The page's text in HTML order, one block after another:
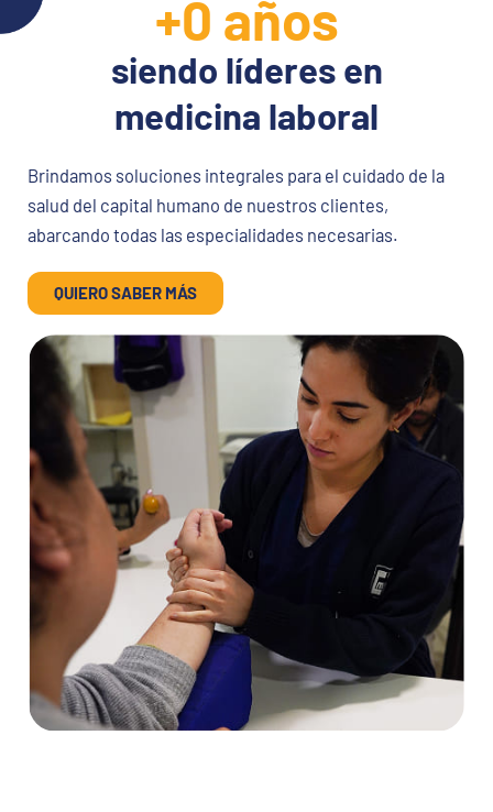
Conocé más sobre este nuevo servicio pensado para
acompañar a las empresas
Ver más
+0 años
siendo líderes en
medicina laboral
Brindamos soluciones integrales para el cuidado de la
salud del capital humano de nuestros clientes,
abarcando todas las especialidades necesarias.
QUIERO SABER MÁS